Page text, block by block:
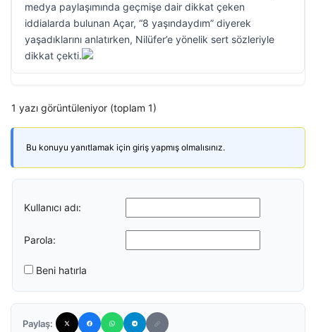
medya paylaşımında geçmişe dair dikkat çeken
iddialarda bulunan Açar, “8 yaşındaydım” diyerek
yaşadıklarını anlatırken, Nilüfer’e yönelik sert sözleriyle
dikkat çekti.
1 yazı görüntüleniyor (toplam 1)
Bu konuyu yanıtlamak için giriş yapmış olmalısınız.
Kullanıcı adı:
Parola:
Beni hatırla
Paylaş: